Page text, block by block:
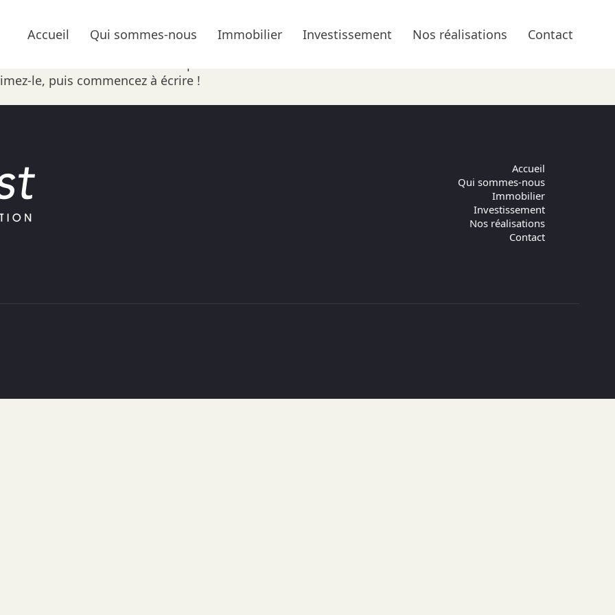
Accueil Qui sommes-nous Immobilier Investissement Nos réalisations Contact
MONDE !
le, puis commencez à écrire !
Accueil
Qui sommes-nous
Immobilier
Investissement
Nos réalisations
Contact